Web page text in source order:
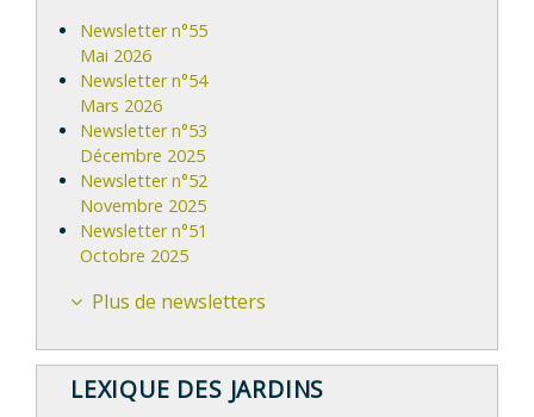
Newsletter n°55
Mai 2026
Newsletter n°54
Mars 2026
Newsletter n°53
Décembre 2025
Newsletter n°52
Novembre 2025
Newsletter n°51
Octobre 2025
Plus de newsletters
LEXIQUE DES JARDINS